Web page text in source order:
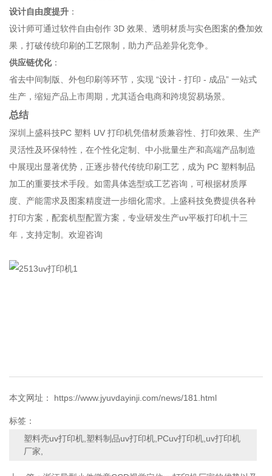
设计自由度提升 ：
设计师可通过软件自由创作 3D 效果、透明材质与实色图案的叠加效
果，打破传统印刷的工艺限制，助力产品差异化竞争。
供应链优化：
省去中间制版、外包印刷等环节，实现 “设计 - 打印 - 成品” 一站式
生产，缩短产品上市周期，尤其适合电商和跨境贸易场景。
总结
深圳上盛科技PC 塑料 UV 打印机凭借材质兼容性、打印效果、生产
灵活性及环保特性，在个性化定制、中小批量生产和高端产品制造
中展现出显著优势，正逐步替代传统印刷工艺，成为 PC 塑料制品
加工的重要技术手段。如需具体选型或工艺咨询，可根据材质厚
度、产能需求及图案精度进一步细化需求。上盛科技免费提供各种
打印方案，配套机型配置方案，专业研发生产uv平板打印机十三
年，支持定制。欢迎咨询
本文网址： https://www.jyuvdayinji.com/news/181.html
标签：
塑料壳uv打印机,塑料制品uv打印机,PCuv打印机,uv打印机
厂家,